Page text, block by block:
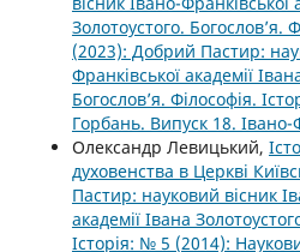
Золотоустого. Богослов’я.
(2023): Добрий Пастир:
Франківської академії
Богослов’я. Філософія.
Горбань. Випуск 18.
Олександр Левицький,
духовенства в Церкві
Пастир: науковий вісник
академії Івана
Історія: № 5 (2014):